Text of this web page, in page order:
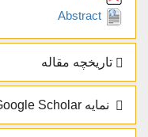
تاریخچه مقاله
نمایه Google Scholar